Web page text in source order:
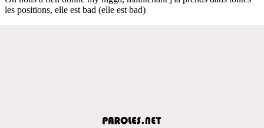
les positions, elle est bad (elle est bad)